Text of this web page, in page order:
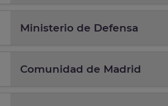
Ministerio de Defensa
Comunidad de Madrid